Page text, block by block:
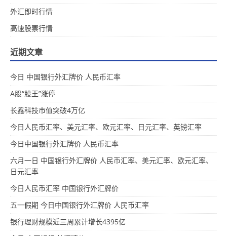
外汇即时行情
高速股票行情
近期文章
今日 中国银行外汇牌价 人民币汇率
A股“股王”涨停
长鑫科技市值突破4万亿
今日人民币汇率、美元汇率、欧元汇率、日元汇率、英镑汇率
今日中国银行外汇牌价 人民币汇率
六月一日 中国银行外汇牌价 人民币汇率、美元汇率、欧元汇率、
日元汇率
今日人民币汇率 中国银行外汇牌价
五一假期 今日中国银行外汇牌价 人民币汇率
银行理财规模近三周累计增长4395亿